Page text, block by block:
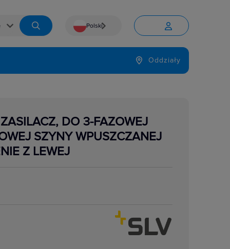
 Polski
Język

Oddziały
DO 3-FAZOWEJ
SZYNY WPUSZCZANEJ
Z LEWEJ